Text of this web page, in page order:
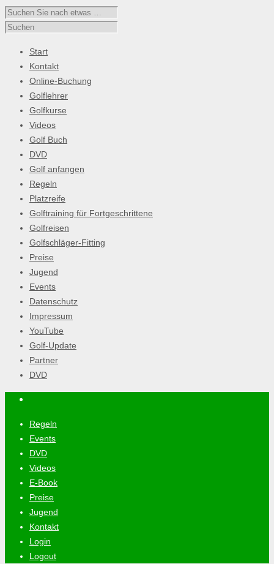
Start
Kontakt
Online-Buchung
Golflehrer
Golfkurse
Videos
Golf Buch
DVD
Golf anfangen
Regeln
Platzreife
Golftraining für Fortgeschrittene
Golfreisen
Golfschläger-Fitting
Preise
Jugend
Events
Datenschutz
Impressum
YouTube
Golf-Update
Partner
DVD
Regeln
Events
DVD
Videos
E-Book
Preise
Jugend
Kontakt
Login
Logout